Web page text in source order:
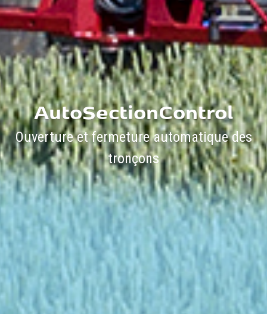
AutoSectionControl
Ouverture et fermeture automatique des
tronçons